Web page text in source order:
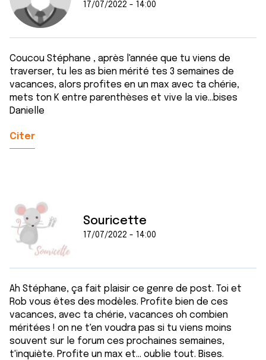
17/07/2022 - 14:00
Coucou Stéphane , après l'année que tu viens de
traverser, tu les as bien mérité tes 3 semaines de
vacances, alors profites en un max avec ta chérie,
mets ton K entre parenthèses et vive la vie...bises
Danielle
Citer
Souricette
17/07/2022 - 14:00
Ah Stéphane, ça fait plaisir ce genre de post. Toi et
Rob vous êtes des modèles. Profite bien de ces
vacances, avec ta chérie, vacances oh combien
méritées ! on ne t'en voudra pas si tu viens moins
souvent sur le forum ces prochaines semaines,
t'inquiète. Profite un max et... oublie tout. Bises.